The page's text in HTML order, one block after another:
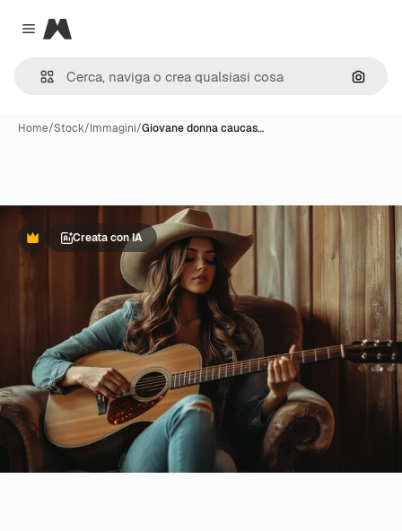
Close menu
Magnific
Cerca
Home/Stock/Immagini/Giovane donna caucas…
PremiumCreata con IA